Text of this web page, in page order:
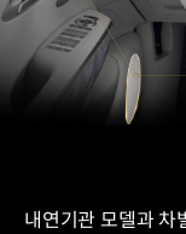
내연기관 모델과 차